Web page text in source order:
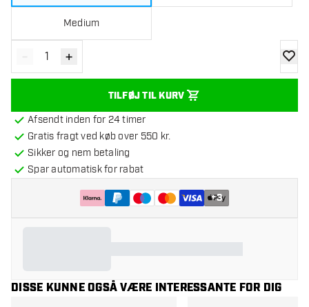
Medium
Reducér antal
- Øg antal
+
TILFØJ TIL KURV
Afsendt inden for 24 timer
Gratis fragt ved køb over 550 kr.
Sikker og nem betaling
Spar automatisk for rabat
+3
DISSE KUNNE OGSÅ VÆRE INTERESSANTE FOR DIG